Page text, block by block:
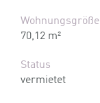
Wohnungsgröße
70,12 m²
Status
vermietet